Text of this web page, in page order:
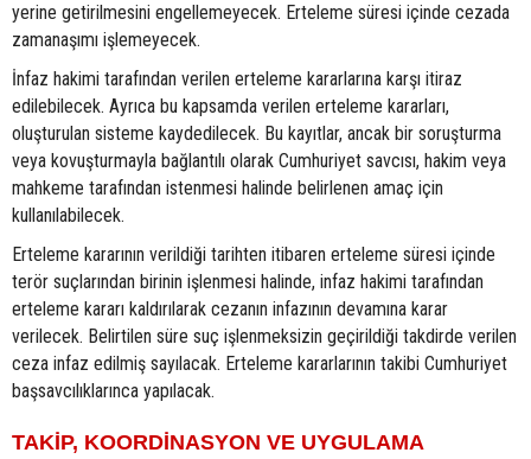
yerine getirilmesini engellemeyecek. Erteleme süresi içinde cezada
zamanaşımı işlemeyecek.
İnfaz hakimi tarafından verilen erteleme kararlarına karşı itiraz
edilebilecek. Ayrıca bu kapsamda verilen erteleme kararları,
oluşturulan sisteme kaydedilecek. Bu kayıtlar, ancak bir soruşturma
veya kovuşturmayla bağlantılı olarak Cumhuriyet savcısı, hakim veya
mahkeme tarafından istenmesi halinde belirlenen amaç için
kullanılabilecek.
Erteleme kararının verildiği tarihten itibaren erteleme süresi içinde
terör suçlarından birinin işlenmesi halinde, infaz hakimi tarafından
erteleme kararı kaldırılarak cezanın infazının devamına karar
verilecek. Belirtilen süre suç işlenmeksizin geçirildiği takdirde verilen
ceza infaz edilmiş sayılacak. Erteleme kararlarının takibi Cumhuriyet
başsavcılıklarınca yapılacak.
TAKİP, KOORDİNASYON VE UYGULAMA